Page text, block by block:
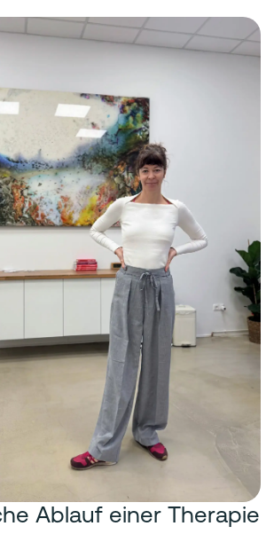
Ablauf einer Therapie